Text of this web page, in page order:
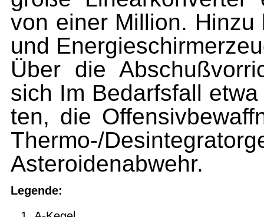
von einer Million. Hinzu
und
Über die
sich Im Bedarfsfall
ten, die
Thermo-/
Asteroidenabwehr.
Legende: